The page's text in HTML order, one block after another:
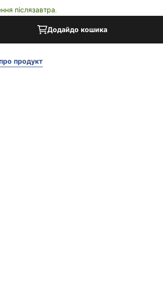
післязавтра.
Додайдо кошика
продукт